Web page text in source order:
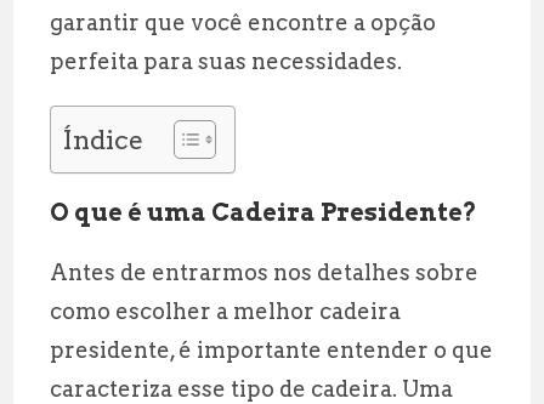
garantir que você encontre a opção
perfeita para suas necessidades.
Índice
O que é uma Cadeira Presidente?
Antes de entrarmos nos detalhes sobre
como escolher a melhor cadeira
presidente, é importante entender o que
caracteriza esse tipo de cadeira. Uma